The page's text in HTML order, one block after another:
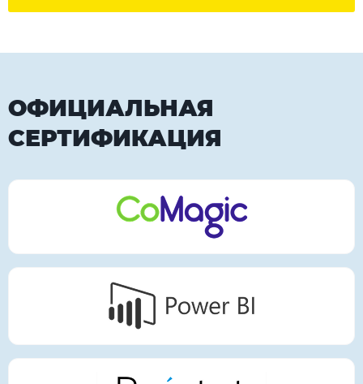
ОФИЦИАЛЬНАЯ
СЕРТИФИКАЦИЯ